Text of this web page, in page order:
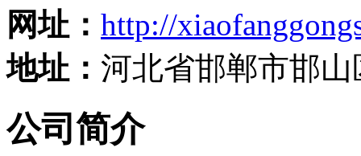
网址： http://
地址： 河北省邯郸市邯
公司简介